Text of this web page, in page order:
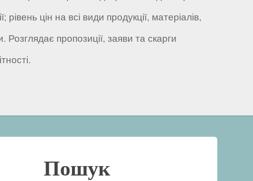
цін на всі види продукції, матеріалів,
пропозиції, заяви та скарги
Пошук